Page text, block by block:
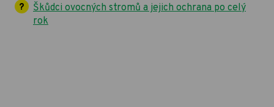
Škůdci ovocných stromů a jejich ochrana po celý
rok